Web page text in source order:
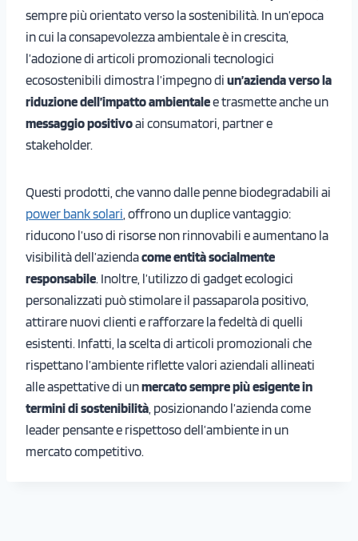
sempre più orientato verso la sostenibilità. In un’epoca
in cui la consapevolezza ambientale è in crescita,
l’adozione di articoli promozionali tecnologici
ecosostenibili dimostra l’impegno di un’azienda verso la
riduzione dell’impatto ambientalee trasmette anche un
messaggio positivoai consumatori, partner e
stakeholder.
Questi prodotti, che vanno dalle penne biodegradabili ai
power bank solari , offrono un duplice vantaggio:
riducono l’uso di risorse non rinnovabili e aumentano la
visibilità dell’aziendacome entità socialmente
responsabile. Inoltre, l’utilizzo di gadget ecologici
personalizzati può stimolare il passaparola positivo,
attirare nuovi clienti e rafforzare la fedeltà di quelli
esistenti. Infatti, la scelta di articoli promozionali che
rispettano l’ambiente riflette valori aziendali allineati
alle aspettative di unmercato sempre più esigente in
termini di sostenibilità , posizionando l’azienda come
leader pensante e rispettoso dell’ambiente in un
mercato competitivo.